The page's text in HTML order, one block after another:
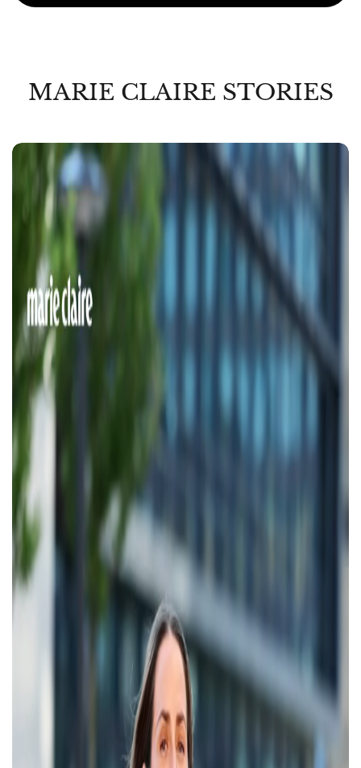
MARIE CLAIRE STORIES